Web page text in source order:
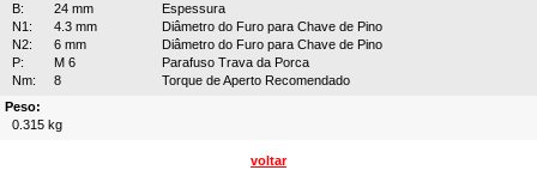
B:
24 mm
Espessura
N1:
4.3 mm
Diâmetro do Furo para Chave de Pino
N2:
6 mm
Diâmetro do Furo para Chave de Pino
P:
M 6
Parafuso Trava da Porca
Nm:
8
Torque de Aperto Recomendado
Peso:
0.315 kg
voltar